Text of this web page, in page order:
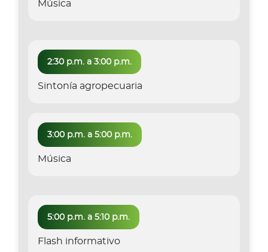
Música
2:30 p.m. a 3:00 p.m.
Sintonía agropecuaria
3:00 p.m. a 5:00 p.m.
Música
5:00 p.m. a 5:10 p.m.
Flash informativo